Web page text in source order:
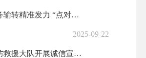
东乡县劳务输转精准发力 “点对点”输送62名群众外出务工
2025-09-22
东乡县消防救援大队开展诚信宣传活动